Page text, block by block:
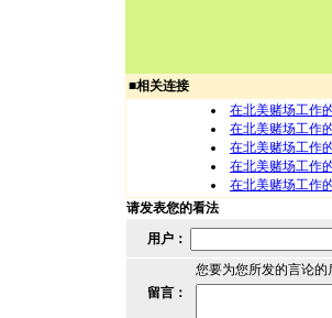
■相关连接
在北美赌场工作
在北美赌场工作
在北美赌场工作
在北美赌场工作
在北美赌场工作
请发表您的看法
用户：
您要为您所发的言论
留言：